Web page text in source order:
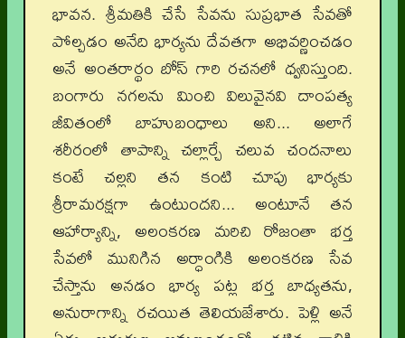
భావన. శ్రీమతికి చేసే సేవను సుప్రభాత సేవతో
పోల్చడం అనేది భార్యను దేవతగా అభివర్ణించడం
అనే అంతరార్థం బోస్ గారి రచనలో ధ్వనిస్తుంది.
బంగారు నగలను మించి విలువైనవి దాంపత్య
జీవితంలో బాహుబంధాలు అని... అలాగే
శరీరంలో తాపాన్ని చల్లార్చే చలువ చందనాలు
కంటే చల్లని తన కంటి చూపు భార్యకు
శ్రీరామరక్షగా ఉంటుందని... అంటూనే తన
ఆహార్యాన్ని, అలంకరణ మరిచి రోజంతా భర్త
సేవలో మునిగిన అర్ధాంగికి అలంకరణ సేవ
చేస్తాను అనడం భార్య పట్ల భర్త బాధ్యతను,
అనురాగాన్ని రచయిత తెలియజేశారు. పెళ్లి అనే